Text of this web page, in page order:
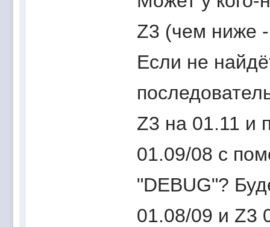
Z3 (чем ниже
Если не
Z3 на 01.11 и
01.09/08 с
"DEBUG"?
01.08/09 и Z3